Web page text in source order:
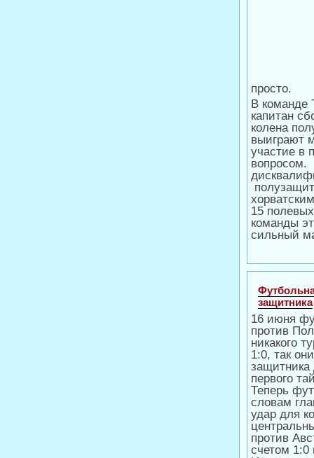
просто.
В команде
капитан
колена
выиграют
участие в
вопросом.
15
команды
сильный
защитника
16 июня
против
никакого
1:0, так
защитника
первого
Теперь
словам
удар для
против
счетом 1:0